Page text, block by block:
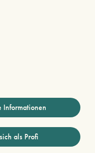
Informationen
als Profi